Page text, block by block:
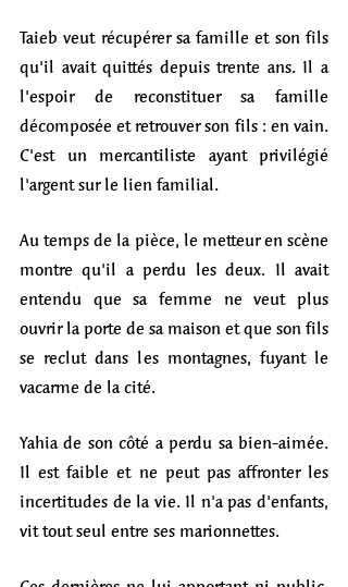
Taieb veut récupérer sa famille et son fils
qu'il avait quittés depuis trente ans. Il a
l'espoir de reconstituer sa famille
décomposée et retrouver son fils : en vain.
C'est un mercantiliste ayant privilégié
l'argent sur le lien familial.
Au temps de la pièce, le metteur en scène
montre qu'il a perdu les deux. Il avait
entendu que sa femme ne veut plus
ouvrir la porte de sa maison et que son fils
se reclut dans les montagnes, fuyant le
vacarme de la cité.
Yahia de son côté a perdu sa bien-aimée.
Il est faible et ne peut pas affronter les
incertitudes de la vie. Il n'a pas d'enfants,
vit tout seul entre ses marionnettes.